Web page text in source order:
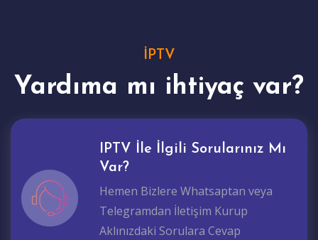
İPTV
Yardıma mı ihtiyaç var?
IPTV İle İlgili Sorularınız Mı
Var?
Hemen Bizlere Whatsaptan veya
Telegramdan İletişim Kurup
Aklınızdaki Sorulara Cevap